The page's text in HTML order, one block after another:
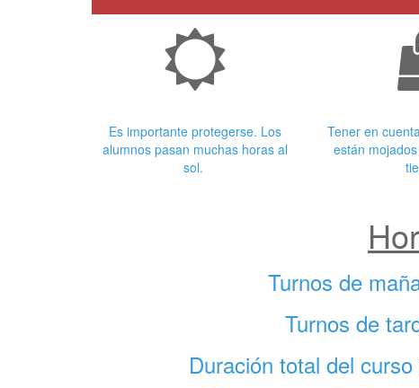
Es importante protegerse. Los
alumnos pasan muchas horas al
sol.
Tener en
están
Turnos de
Turnos de
Duración total del